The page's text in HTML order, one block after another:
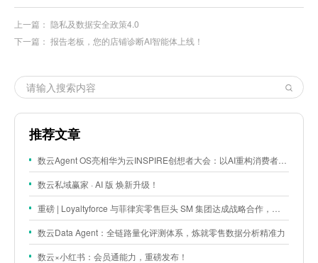
上一篇： 隐私及数据安全政策4.0
下一篇： 报告老板，您的店铺诊断AI智能体上线！
推荐文章
数云Agent OS亮相华为云INSPIRE创想者大会：以AI重构消费者运营与零售营销新范式
数云私域赢家 · AI 版 焕新升级！
重磅 | Loyaltyforce 与菲律宾零售巨头 SM 集团达成战略合作，携手开启 SMAC 会员数智化运营新征程
数云Data Agent：全链路量化评测体系，炼就零售数据分析精准力
数云×小红书：会员通能力，重磅发布！